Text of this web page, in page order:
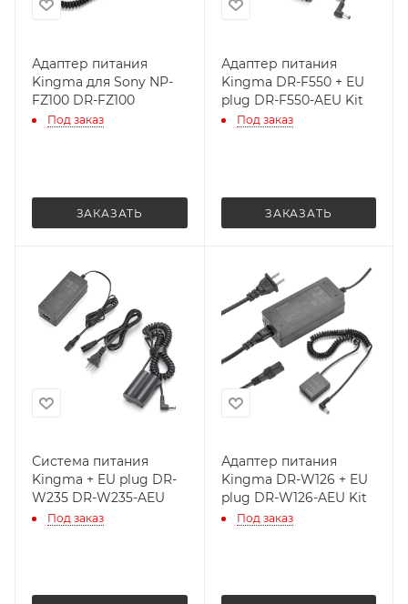
Адаптер питания
Kingma для Sony NP-
FZ100 DR-FZ100
Под заказ
ЗАКАЗАТЬ
Адаптер питания
Kingma DR-F550 + EU
plug DR-F550-AEU Kit
Под заказ
ЗАКАЗАТЬ
Система питания
Kingma + EU plug DR-
W235 DR-W235-AEU
Под заказ
Адаптер питания
Kingma DR-W126 + EU
plug DR-W126-AEU Kit
Под заказ